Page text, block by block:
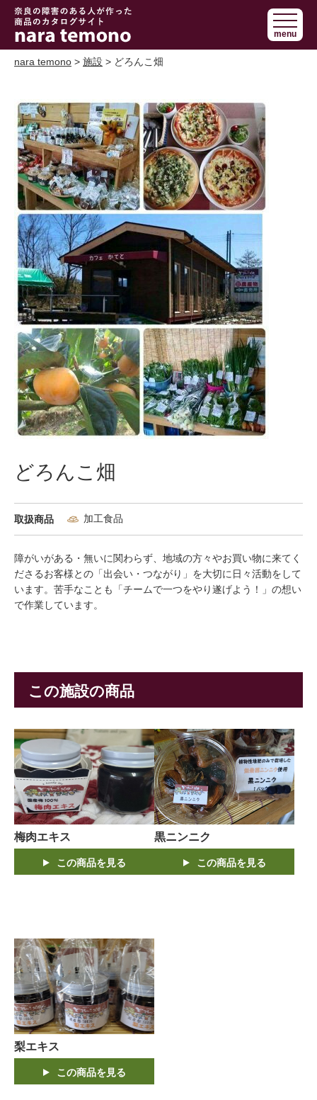
奈良で障害の
ある人の手作
り商品 nara
menu
nara temono > 施設 > どろんこ畑
どろんこ畑
取扱商品 加工食品
障がいがある・無いに関わらず、地域の方々やお買い物に来てく
ださるお客様との「出会い・つながり」を大切に日々活動をして
います。苦手なことも「チームで一つをやり遂げよう！」の想い
で作業しています。
この施設の商品
梅肉エキス
この商品を見る
黒ニンニク
この商品を見る
梨エキス
この商品を見る